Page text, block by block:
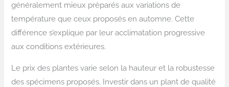
généralement mieux préparés aux variations de
température que ceux proposés en automne. Cette
différence s’explique par leur acclimatation progressive
aux conditions extérieures.
Le prix des plantes varie selon la hauteur et la robustesse
des spécimens proposés. Investir dans un plant de qualité